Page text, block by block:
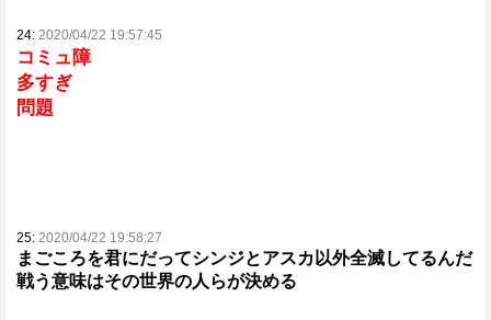
24: 2020/04/22 19:57:45
コミュ障
多すぎ
問題
25: 2020/04/22 19:58:27
まごころを君にだってシンジとアスカ以外全滅してるんだ
戦う意味はその世界の人らが決める